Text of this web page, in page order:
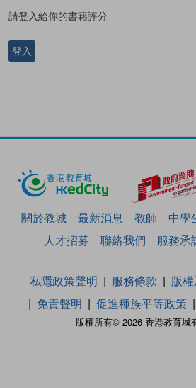
請登入給你的書籍評分
登入
關於教城 最新消息 教師 中學
人才招募
聯絡我們 服務承
版權所有© 2026 香港教育城
私隱政策聲明 服務條款
版
免責聲明
促進種族平等政策